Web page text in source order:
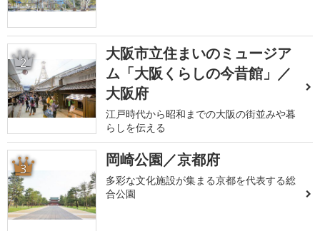
2
大阪市立住まいのミュージア
ム「大阪くらしの今昔館」／
大阪府
江戸時代から昭和までの大阪の街並みや暮
らしを伝える
3 岡崎公園／京都府
多彩な文化施設が集まる京都を代表する総
合公園